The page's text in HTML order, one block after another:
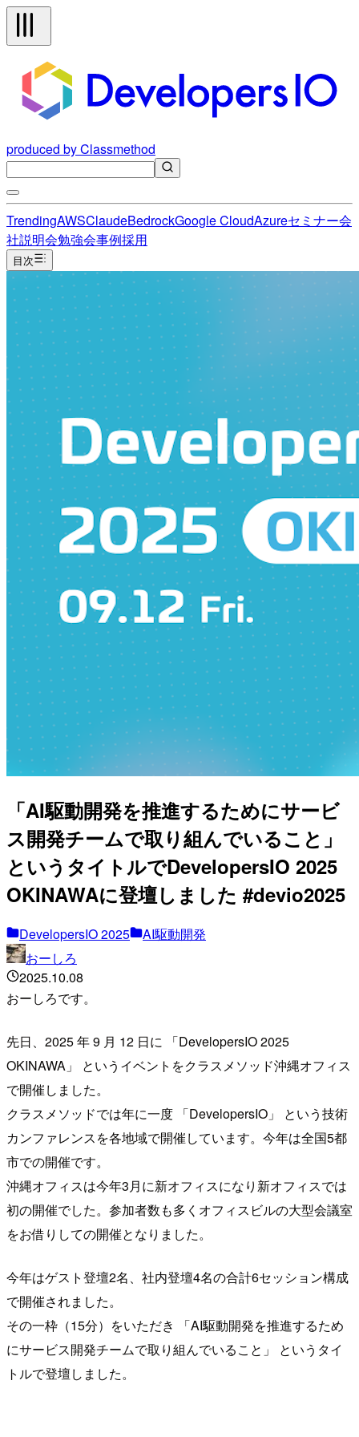
produced by Classmethod
TrendingAWSClaudeBedrockGoogle CloudAzureセミナー会
社説明会勉強会事例採用
目次
「AI駆動開発を推進するためにサービ
ス開発チームで取り組んでいること」
というタイトルでDevelopersIO 2025
OKINAWAに登壇しました #devio2025
DevelopersIO 2025
AI駆動開発
おーしろ
2025.10.08
おーしろです。
先日、2025 年 9 月 12 日に 「DevelopersIO 2025
OKINAWA」 というイベントをクラスメソッド沖縄オフィス
で開催しました。
クラスメソッドでは年に一度 「DevelopersIO」 という技術
カンファレンスを各地域で開催しています。今年は全国5都
市での開催です。
沖縄オフィスは今年3月に新オフィスになり新オフィスでは
初の開催でした。参加者数も多くオフィスビルの大型会議室
をお借りしての開催となりました。
今年はゲスト登壇2名、社内登壇4名の合計6セッション構成
で開催されました。
その一枠（15分）をいただき 「AI駆動開発を推進するため
にサービス開発チームで取り組んでいること」 というタイ
トルで登壇しました。